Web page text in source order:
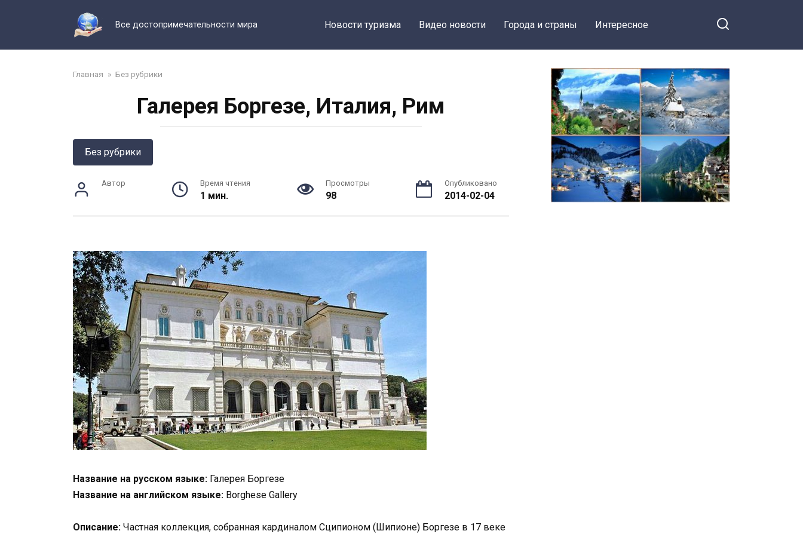
Все достопримечательности мира Новости туризма Видео новости Города и страны Интересное
Главная » Без рубрики
Галерея Боргезе, Италия, Рим
Без рубрики
Автор Время чтения
1 мин.
Просмотры
98
Опубликовано
2014-02-04
Название на русском языке: Галерея Боргезе
Название на английском языке: Borghese Gallery
Описание: Частная коллекция, собранная кардиналом Сципионом (Шипионе) Боргезе в 17 веке